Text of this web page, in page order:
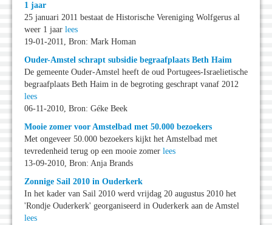
1 jaar
25 januari 2011 bestaat de Historische Vereniging Wolfgerus al
weer 1 jaar lees
19-01-2011, Bron: Mark Homan
Ouder-Amstel schrapt subsidie begraafplaats Beth Haim
De gemeente Ouder-Amstel heeft de oud Portugees-Israelietische
begraafplaats Beth Haim in de begroting geschrapt vanaf 2012
lees
06-11-2010, Bron: Géke Beek
Mooie zomer voor Amstelbad met 50.000 bezoekers
Met ongeveer 50.000 bezoekers kijkt het Amstelbad met
tevredenheid terug op een mooie zomer lees
13-09-2010, Bron: Anja Brands
Zonnige Sail 2010 in Ouderkerk
In het kader van Sail 2010 werd vrijdag 20 augustus 2010 het
'Rondje Ouderkerk' georganiseerd in Ouderkerk aan de Amstel
lees